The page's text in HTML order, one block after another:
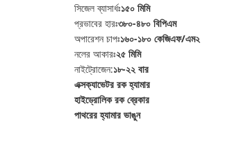
সিজেল ব্যাসার্ধঃ১৫০ মিমি
প্রভাবের হারঃ৩৮০-৪৮০ বিপিএম
অপারেশন চাপঃ১৬০-১৮০ কেজিএফ/এম২
নলের আকারঃ২৫ মিমি
নাইট্রোজেন:১৮-২২ বার
এক্সক্যাভেটর রক হ্যামার
হাইড্রোলিক রক ব্রেকার
পাথরের হ্যামার ভাঙুন